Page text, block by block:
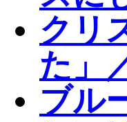
クリ
た」
ブル